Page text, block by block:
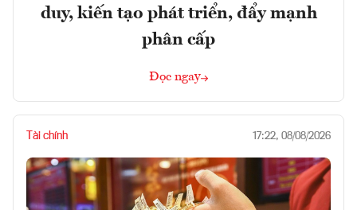
duy, kiến tạo phát triển, đẩy mạnh
phân cấp
Đọc ngay
Tài chính 17:22, 08/08/2026